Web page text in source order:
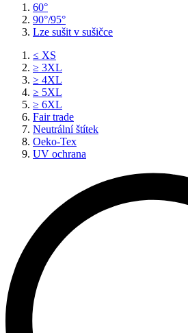
60°
90°/95°
Lze sušit v sušičce
≤ XS
≥ 3XL
≥ 4XL
≥ 5XL
≥ 6XL
Fair trade
Neutrální štítek
Oeko-Tex
UV ochrana